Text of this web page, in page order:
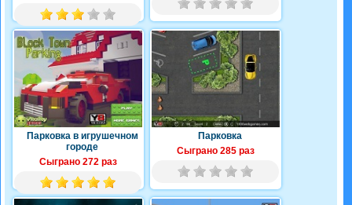
Парковка в игрушечном
городе
Сыграно 272 раз
Парковка
Сыграно 285 раз